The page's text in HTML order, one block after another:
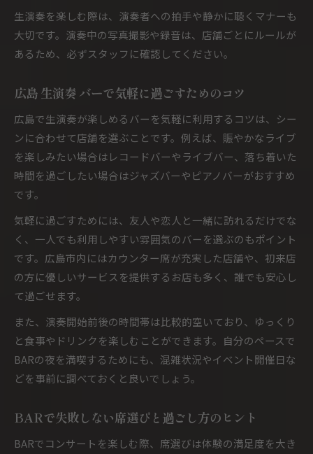
生演奏を楽しむ際は、演奏者への拍手や静かに聴くマナーも
大切です。演奏中の写真撮影や録音は、店舗ごとにルールが
あるため、必ずスタッフに確認してください。
広島 生演奏 バーで気軽に過ごすためのコツ
広島で生演奏が楽しめるバーを気軽に利用するコツは、シー
ンに合わせて店舗を選ぶことです。例えば、賑やかなライブ
を楽しみたい場合はレコードバーやライブバー、落ち着いた
時間を過ごしたい場合はジャズバーやピアノバーがおすすめ
です。
気軽に過ごすためには、友人や恋人と一緒に訪れるだけでな
く、一人でも利用しやすい雰囲気のバーを選ぶのもポイント
です。広島市内にはカウンター席が充実した店舗や、初来店
の方に優しいサービスを提供するお店も多く、誰でも安心し
て過ごせます。
また、演奏開始前後の時間帯は比較的空いており、ゆっくり
と食事やドリンクを楽しむことができます。自分のペースで
BARの夜を満喫するためにも、混雑状況やイベント開催日な
どを事前に調べておくと良いでしょう。
BARで失敗しない席選びと過ごし方のヒント
BARでコンサートを楽しむ際、席選びは体験の満足度を大き